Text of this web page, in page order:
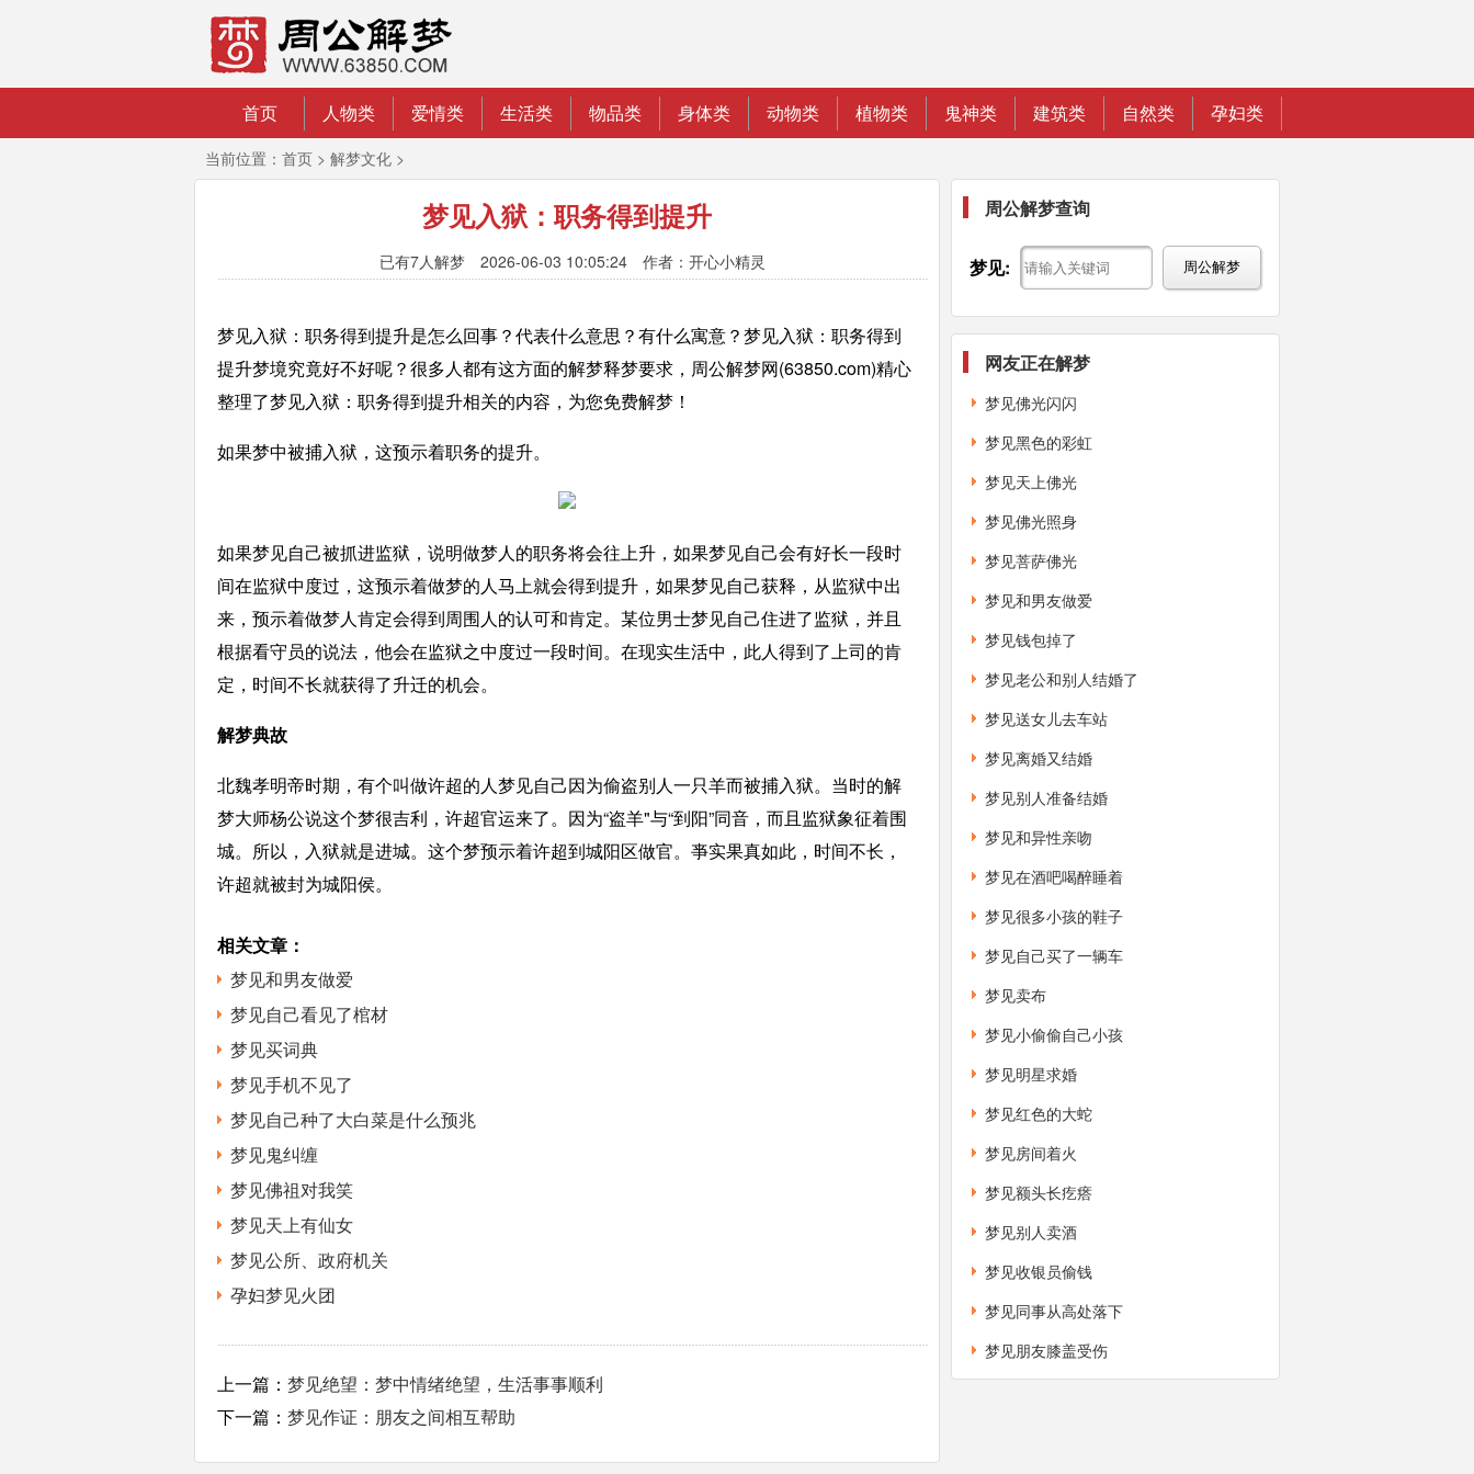
首页 人物类 爱情类 生活类 物品类 身体类 动物类 植物类 鬼神类 建筑类 自然类 孕妇类
当前位置： 首页 > 解梦文化 >
梦见入狱：职务得到提升
已有7人解梦 2026-06-03 10:05:24 作者：开心小精灵
梦见入狱：职务得到提升是怎么回事？代表什么意思？有什么寓意？梦见入狱：职务得到
提升梦境究竟好不好呢？很多人都有这方面的解梦释梦要求，周公解梦网(63850.com)精心
整理了梦见入狱：职务得到提升相关的内容，为您免费解梦！
如果梦中被捕入狱，这预示着职务的提升。
如果梦见自己被抓进监狱，说明做梦人的职务将会往上升，如果梦见自己会有好长一段时
间在监狱中度过，这预示着做梦的人马上就会得到提升，如果梦见自己获释，从监狱中出
来，预示着做梦人肯定会得到周围人的认可和肯定。某位男士梦见自己住进了监狱，并且
根据看守员的说法，他会在监狱之中度过一段时间。在现实生活中，此人得到了上司的肯
定，时间不长就获得了升迁的机会。
解梦典故
北魏孝明帝时期，有个叫做许超的人梦见自己因为偷盗别人一只羊而被捕入狱。当时的解
梦大师杨公说这个梦很吉利，许超官运来了。因为“盗羊"与“到阳”同音，而且监狱象征着围
城。所以，入狱就是进城。这个梦预示着许超到城阳区做官。亊实果真如此，时间不长，
许超就被封为城阳侯。
相关文章：
梦见和男友做爱
梦见自己看见了棺材
梦见买词典
梦见手机不见了
梦见自己种了大白菜是什么预兆
梦见鬼纠缠
梦见佛祖对我笑
梦见天上有仙女
梦见公所、政府机关
孕妇梦见火团
上一篇： 梦见绝望：梦中情绪绝望，生活事事顺利
下一篇： 梦见作证：朋友之间相互帮助
周公解梦查询
梦见: 周公解梦
网友正在解梦
梦见佛光闪闪
梦见黑色的彩虹
梦见天上佛光
梦见佛光照身
梦见菩萨佛光
梦见和男友做爱
梦见钱包掉了
梦见老公和别人结婚了
梦见送女儿去车站
梦见离婚又结婚
梦见别人准备结婚
梦见和异性亲吻
梦见在酒吧喝醉睡着
梦见很多小孩的鞋子
梦见自己买了一辆车
梦见卖布
梦见小偷偷自己小孩
梦见明星求婚
梦见红色的大蛇
梦见房间着火
梦见额头长疙瘩
梦见别人卖酒
梦见收银员偷钱
梦见同事从高处落下
梦见朋友膝盖受伤